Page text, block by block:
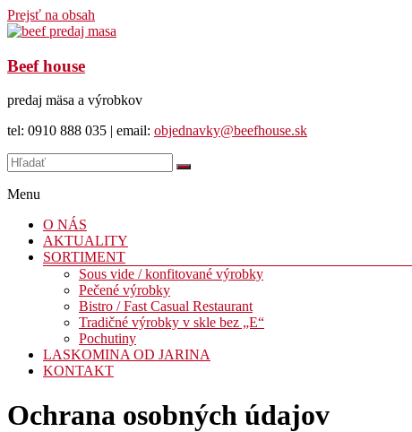
Prejsť na obsah
Beef house
predaj mäsa a výrobkov
tel: 0910 888 035 | email: objednavky@beefhouse.sk
Menu
O NÁS
AKTUALITY
SORTIMENT
Sous vide / konfitované výrobky
Pečené výrobky
Bistro / Fast Casual Restaurant
Tradičné výrobky v skle bez „E“
Pochutiny
LASKOMINA OD JARINA
KONTAKT
Ochrana osobných údajov